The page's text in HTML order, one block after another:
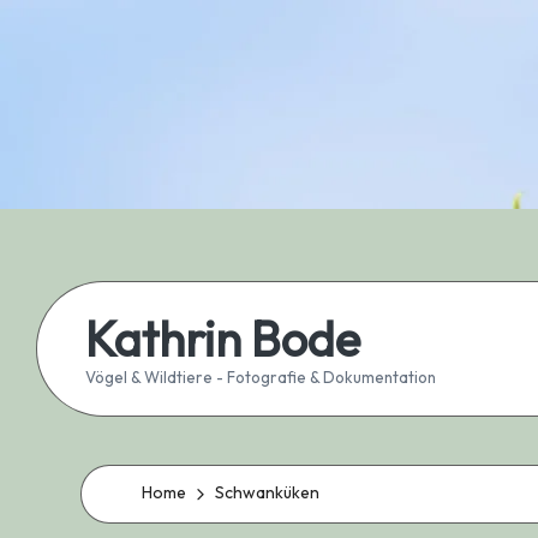
Kathrin Bode
Vögel & Wildtiere - Fotografie & Dokumentation
Home Schwanküken